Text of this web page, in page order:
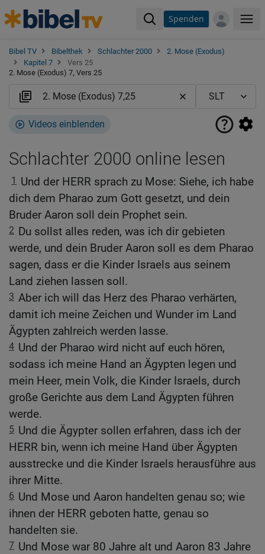
Spenden
Bibel TV Bibelthek Schlachter 2000
2. Mose (Exodus)
Kapitel 7
Vers 25
2. Mose (Exodus) 7, Vers 25
Videos einblenden
Schlachter 2000 online lesen
1 Und der HERR sprach zu Mose: Siehe, ich habe
dich dem Pharao zum Gott gesetzt, und dein
Bruder Aaron soll dein Prophet sein.
2 Du sollst alles reden, was ich dir gebieten
werde, und dein Bruder Aaron soll es dem Pharao
sagen, dass er die Kinder Israels aus seinem
Land ziehen lassen soll.
3 Aber ich will das Herz des Pharao verhärten,
damit ich meine Zeichen und Wunder im Land
Ägypten zahlreich werden lasse.
4 Und der Pharao wird nicht auf euch hören,
sodass ich meine Hand an Ägypten legen und
mein Heer, mein Volk, die Kinder Israels, durch
große Gerichte aus dem Land Ägypten führen
werde.
5 Und die Ägypter sollen erfahren, dass ich der
HERR bin, wenn ich meine Hand über Ägypten
ausstrecke und die Kinder Israels herausführe aus
ihrer Mitte.
6 Und Mose und Aaron handelten genau so; wie
ihnen der HERR geboten hatte, genau so
handelten sie.
7 Und Mose war 80 Jahre alt und Aaron 83 Jahre